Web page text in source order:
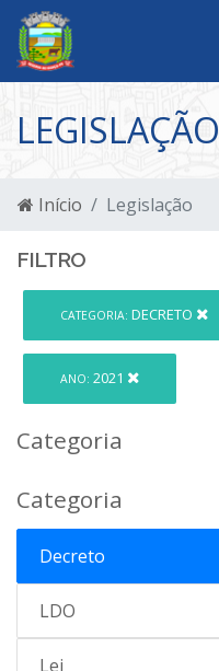
LEGISLAÇÃO
Início Legislação
FILTRO
CATEGORIA: DECRETO
ANO: 2021
Categoria
Categoria
Decreto
LDO
Lei